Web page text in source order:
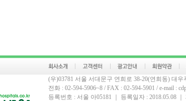
(우)03781 서울 서대문구 연희로 38-20(연희동) 대
전화 : 02-594-5906~8 / FAX : 02-594-5901 / e-mail :
등록번호 : 서울 아05181 ｜ 등록일자 : 2018.05.08